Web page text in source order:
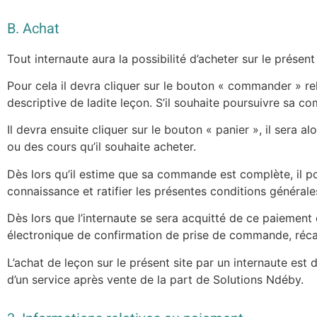
B. Achat
Tout internaute aura la possibilité d’acheter sur le
Pour cela il devra cliquer sur le bouton « commander »
descriptive de ladite leçon. S’il souhaite poursuivre sa
Il devra ensuite cliquer sur le bouton « panier », il sera
ou des cours qu’il souhaite acheter.
Dès lors qu’il estime que sa commande est complète, il
connaissance et ratifier les présentes conditions
Dès lors que l’internaute se sera acquitté de ce
électronique de confirmation de prise de commande,
L’achat de leçon sur le présent site par un internaute
d’un service après vente de la part de Solutions Ndéby.